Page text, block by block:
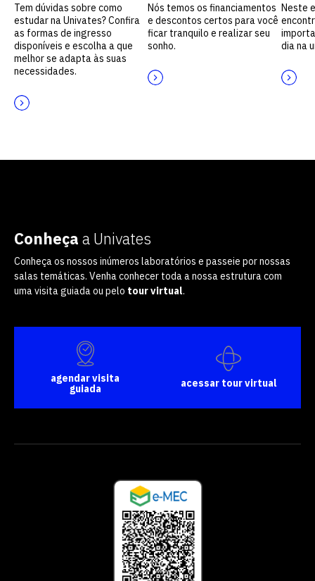
Tem dúvidas sobre como
estudar na Univates? Confira
as formas de ingresso
disponíveis e escolha a que
melhor se adapta às suas
necessidades.
Nós temos os financiamentos
e descontos certos para você
ficar tranquilo e realizar seu
sonho.
Neste
dia na
Conheça a Univates
Conheça os nossos inúmeros laboratórios e passeie por nossas
salas temáticas. Venha conhecer toda a nossa estrutura com
uma visita guiada ou pelo tour virtual.
agendar visita
guiada
acessar tour virtual